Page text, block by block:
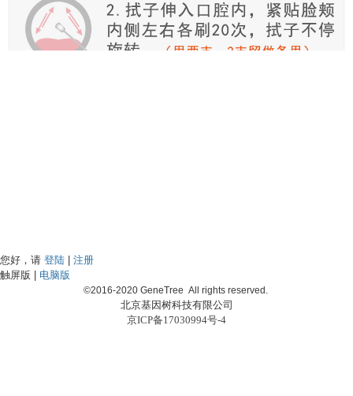
您好，请 登陆 | 注册
触屏版 | 电脑版
©2016-2020 GeneTree All rights reserved.
北京基因树科技有限公司
京ICP备17030994号-4